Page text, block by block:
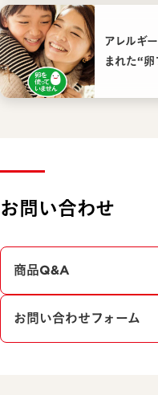
アレルギ
まれた“
お問い合わせ
商品Q&A
お問い合わせフォーム